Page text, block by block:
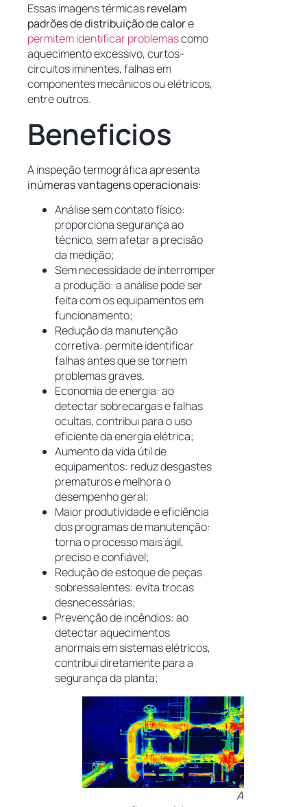
Essas imagens térmicasrevelam
padrões de distribuição de calore
permitem identificar problemascomo
aquecimento excessivo, curtos-
circuitos iminentes, falhas em
componentes mecânicos ou elétricos,
entre outros.
Beneficios
A inspeção termográfica apresenta
inúmeras vantagens operacionais:
Análise sem contato físico:
proporciona segurança ao
técnico, sem afetar a precisão
da medição;
Sem necessidade de interromper
a produção: a análise pode ser
feita com os equipamentos em
funcionamento;
Redução da manutenção
corretiva: permite identificar
falhas antes que se tornem
problemas graves.
Economia de energia: ao
detectar sobrecargas e falhas
ocultas, contribui para o uso
eficiente da energia elétrica;
Aumento da vida útil de
equipamentos: reduz desgastes
prematuros e melhora o
desempenho geral;
Maior produtividade e eficiência
dos programas de manutenção:
torna o processo mais ágil,
preciso e confiável;
Redução de estoque de peças
sobressalentes: evita trocas
desnecessárias;
Prevenção de incêndios: ao
detectar aquecimentos
anormais em sistemas elétricos,
contribui diretamente para a
segurança da planta;
A